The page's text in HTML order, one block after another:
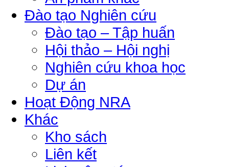
Đào tạo Nghiên cứu
Đào tạo – Tập huấn
Hội thảo – Hội nghị
Nghiên cứu khoa học
Dự án
Hoạt Động NRA
Khác
Kho sách
Liên kết